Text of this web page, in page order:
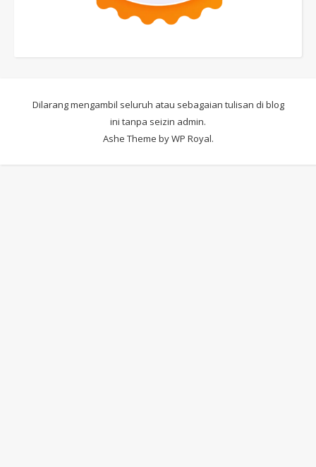
Dilarang mengambil seluruh atau sebagaian tulisan di blog
ini tanpa seizin admin.
Ashe Theme byWP Royal.